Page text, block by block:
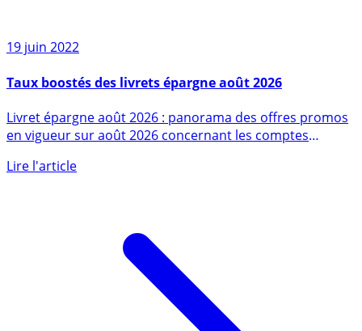
19 juin 2022
Taux boostés des livrets épargne août 2026
en vigueur sur août 2026 concernant les comptes